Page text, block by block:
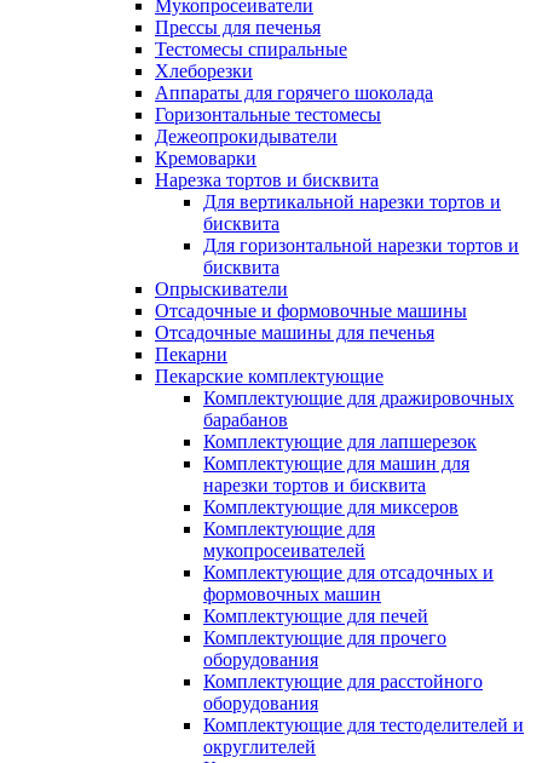
Мукопросеиватели
Прессы для печенья
Тестомесы спиральные
Хлеборезки
Аппараты для горячего шоколада
Горизонтальные тестомесы
Дежеопрокидыватели
Кремоварки
Нарезка тортов и бисквита
Для вертикальной нарезки тортов и
бисквита
Для горизонтальной нарезки тортов и
бисквита
Опрыскиватели
Отсадочные и формовочные машины
Отсадочные машины для печенья
Пекарни
Пекарские комплектующие
Комплектующие для дражировочных
барабанов
Комплектующие для лапшерезок
Комплектующие для машин для
нарезки тортов и бисквита
Комплектующие для миксеров
Комплектующие для
мукопросеивателей
Комплектующие для отсадочных и
формовочных машин
Комплектующие для печей
Комплектующие для прочего
оборудования
Комплектующие для расстойного
оборудования
Комплектующие для тестоделителей и
округлителей